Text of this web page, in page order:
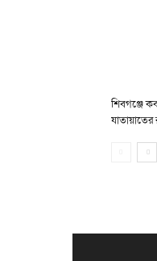
শিবগঞ্জে
যাতায়াতের